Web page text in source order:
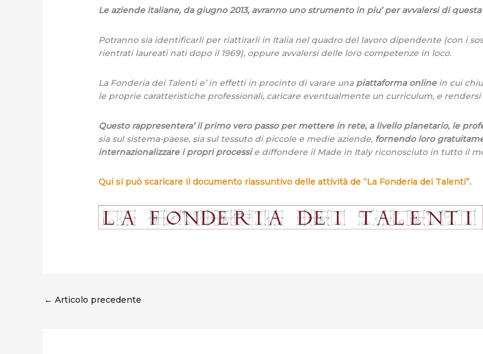
Le aziende italiane, da giugno 2013, avranno uno strumento in piu’ per avvalersi di
Potranno sia identificarli per riattirarli in Italia nel quadro del lavoro dipendente (con i
rientrati laureati nati dopo il 1969), oppure avvalersi delle loro competenze in loco.
La Fonderia dei Talenti e’ in effetti in procinto di varare una piattaforma onlinein cui
le proprie caratteristiche professionali, caricare eventualmente un curriculum, e
Questo rappresentera’ il primo vero passo per mettere in rete, a livello planetario, le
sia sul sistema-paese, sia sul tessuto di piccole e medie aziende, fornendo loro
internazionalizzare i propri processie diffondere il Made in Italy riconosciuto in tutto il
Qui si può scaricare il documento riassuntivo delle attività de “La Fonderia dei Talenti”.
← Articolo precedente